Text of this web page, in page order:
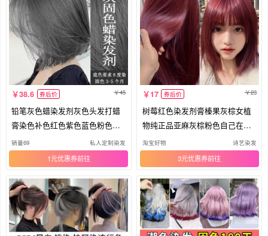
38.6 券后价 45
铅笔灰色蜡染发剂灰色头发打蜡
膏染色补色红色紫色蓝色粉色不
伤发
销量69 私人定制染发
1元优惠券
17 券后价 23
树莓红色染发剂膏榛果灰棕女植
物纯正品亚麻灰棕粉色自己在家
染发
淘宝好物 诗艺染发
3元优惠券